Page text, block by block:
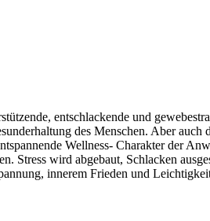
entschlackende und
des Menschen. Aber auch
Wellness- Charakter der
Stress wird abgebaut, Schlacken
innerem Frieden und